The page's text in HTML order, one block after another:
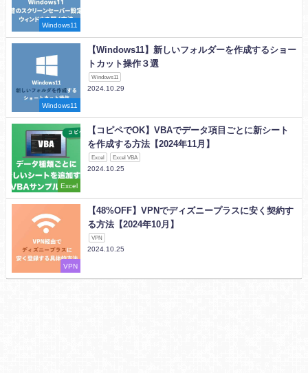
Windows11
Windows11
【Windows11】新しいフォルダーを作成するショー
トカット操作３選
Windows11
2024.10.29
Excel
【コピペでOK】VBAでデータ項目ごとに新シート
を作成する方法【2024年11月】
Excel Excel VBA
2024.10.25
VPN
【48%OFF】VPNでディズニープラスに安く契約す
る方法【2024年10月】
VPN
2024.10.25